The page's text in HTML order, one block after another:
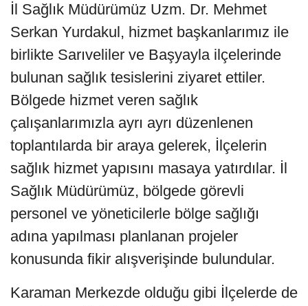
İl Sağlık Müdürümüz Uzm. Dr. Mehmet
Serkan Yurdakul, hizmet başkanlarımız ile
birlikte Sarıveliler ve Başyayla ilçelerinde
bulunan sağlık tesislerini ziyaret ettiler.
Bölgede hizmet veren sağlık
çalışanlarımızla ayrı ayrı düzenlenen
toplantılarda bir araya gelerek, İlçelerin
sağlık hizmet yapısını masaya yatırdılar. İl
Sağlık Müdürümüz, bölgede görevli
personel ve yöneticilerle bölge sağlığı
adına yapılması planlanan projeler
konusunda fikir alışverişinde bulundular.
Karaman Merkezde olduğu gibi İlçelerde de